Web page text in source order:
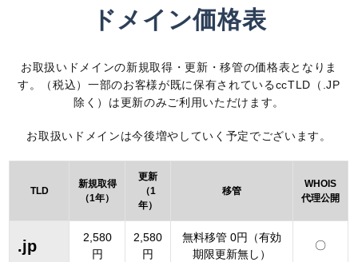
ドメイン価格表
お取扱いドメインの新規取得・更新・移管の価格表となりま
す。（税込）一部のお客様が既に保有されているccTLD（.JP
除く）は更新のみご利用いただけます。
お取扱いドメインは今後増やしていく予定でございます。
TLD
新規取得
（1年）
更新
（1
年）
移管
WHOIS
代理公開
.jp
2,580
円
2,580
円
無料移管 0円（有効
期限更新無し）
〇